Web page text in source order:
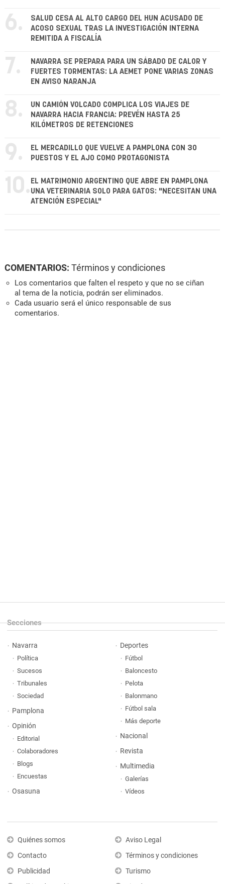
6.
SALUD CESA AL ALTO CARGO DEL HUN ACUSADO DE
ACOSO SEXUAL TRAS LA INVESTIGACIÓN INTERNA
REMITIDA A FISCALÍA
7.
NAVARRA SE PREPARA PARA UN SÁBADO DE CALOR Y
FUERTES TORMENTAS: LA AEMET PONE VARIAS ZONAS
EN AVISO NARANJA
8.
UN CAMIÓN VOLCADO COMPLICA LOS VIAJES DE
NAVARRA HACIA FRANCIA: PREVÉN HASTA 25
KILÓMETROS DE RETENCIONES
9.
EL MERCADILLO QUE VUELVE A PAMPLONA CON 30
PUESTOS Y EL AJO COMO PROTAGONISTA
10. EL MATRIMONIO ARGENTINO QUE ABRE EN PAMPLONA
UNA VETERINARIA SOLO PARA GATOS: "NECESITAN UNA
ATENCIÓN ESPECIAL"
COMENTARIOS: Términos y condiciones
Los comentarios que falten el respeto y que no se ciñan
al tema de la noticia, podrán ser eliminados.
Cada usuario será el único responsable de sus
comentarios.
Secciones
Navarra
Política
Sucesos
Tribunales
Sociedad
Pamplona
Opinión
Editorial
Colaboradores
Blogs
Encuestas
Osasuna
Deportes
Fútbol
Baloncesto
Pelota
Balonmano
Fútbol sala
Más deporte
Nacional
Revista
Multimedia
Galerías
Vídeos
Quiénes somos
Contacto
Publicidad
Aviso Legal
Términos y condiciones
Turismo